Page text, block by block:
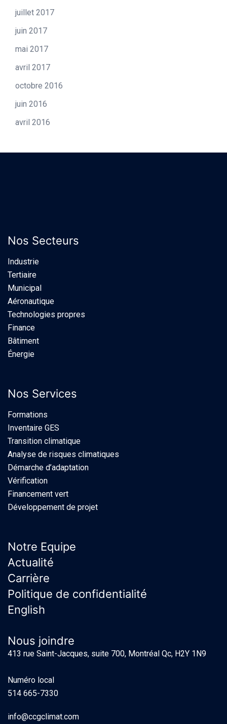
juillet 2017
juin 2017
mai 2017
avril 2017
octobre 2016
juin 2016
avril 2016
Nos Secteurs
Industrie​
Tertiaire
Municipal
Aéronautique
Technologies propres
Finance
Bâtiment
Énergie
Nos Services
Formations
Inventaire GES
Transition climatique
Analyse de risques climatiques
Démarche d’adaptation
Vérification
Financement vert
Développement de projet
Notre Equipe
Actualité
Carrière
Politique de confidentialité
English
Nous joindre
413 rue Saint-Jacques, suite 700, Montréal Qc, H2Y 1N9
Numéro local
514 665-7330
info@ccgclimat.com